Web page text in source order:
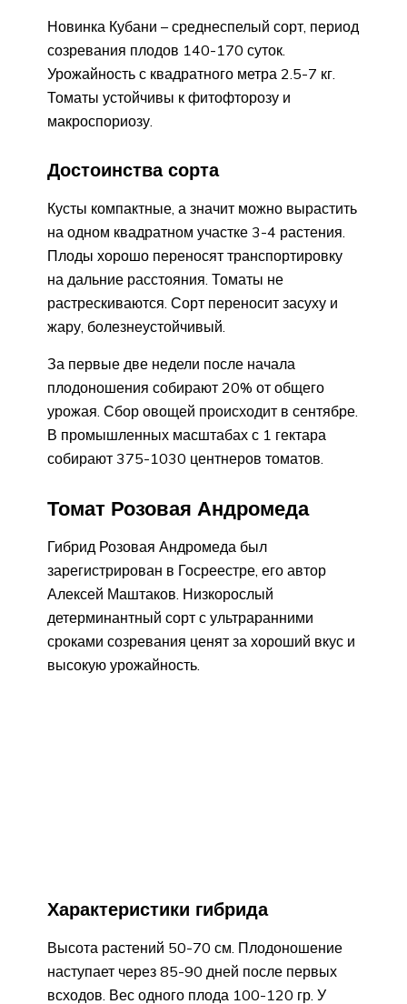
Новинка Кубани – среднеспелый сорт, период
созревания плодов 140-170 суток.
Урожайность с квадратного метра 2.5-7 кг.
Томаты устойчивы к фитофторозу и
макроспориозу.
Достоинства сорта
Кусты компактные, а значит можно вырастить
на одном квадратном участке 3-4 растения.
Плоды хорошо переносят транспортировку
на дальние расстояния. Томаты не
растрескиваются. Сорт переносит засуху и
жару, болезнеустойчивый.
За первые две недели после начала
плодоношения собирают 20% от общего
урожая. Сбор овощей происходит в сентябре.
В промышленных масштабах с 1 гектара
собирают 375-1030 центнеров томатов.
Томат Розовая Андромеда
Гибрид Розовая Андромеда был
зарегистрирован в Госреестре, его автор
Алексей Маштаков. Низкорослый
детерминантный сорт с ультраранними
сроками созревания ценят за хороший вкус и
высокую урожайность.
Характеристики гибрида
Высота растений 50-70 см. Плодоношение
наступает через 85-90 дней после первых
всходов. Вес одного плода 100-120 гр. У